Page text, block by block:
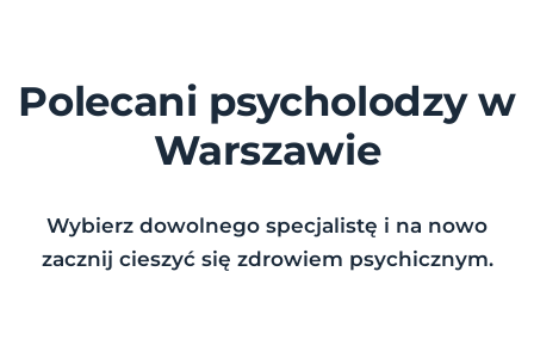
Polecani psycholodzy w
Warszawie
Wybierz dowolnego specjalistę i na nowo
zacznij cieszyć się zdrowiem psychicznym.